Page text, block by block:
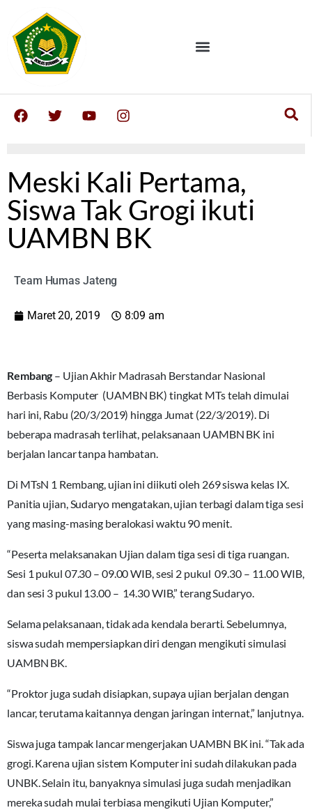
Meski Kali Pertama,
Siswa Tak Grogi ikuti
UAMBN BK
Team Humas Jateng
Maret 20, 2019 8:09 am
Rembang – Ujian Akhir Madrasah Berstandar Nasional
Berbasis Komputer (UAMBN BK) tingkat MTs telah dimulai
hari ini, Rabu (20/3/2019) hingga Jumat (22/3/2019). Di
beberapa madrasah terlihat, pelaksanaan UAMBN BK ini
berjalan lancar tanpa hambatan.
Di MTsN 1 Rembang, ujian ini diikuti oleh 269 siswa kelas IX.
Panitia ujian, Sudaryo mengatakan, ujian terbagi dalam tiga sesi
yang masing-masing beralokasi waktu 90 menit.
“Peserta melaksanakan Ujian dalam tiga sesi di tiga ruangan.
Sesi 1 pukul 07.30 – 09.00 WIB, sesi 2 pukul 09.30 – 11.00 WIB,
dan sesi 3 pukul 13.00 – 14.30 WIB,” terang Sudaryo.
Selama pelaksanaan, tidak ada kendala berarti. Sebelumnya,
siswa sudah mempersiapkan diri dengan mengikuti simulasi
UAMBN BK.
“Proktor juga sudah disiapkan, supaya ujian berjalan dengan
lancar, terutama kaitannya dengan jaringan internat,” lanjutnya.
Siswa juga tampak lancar mengerjakan UAMBN BK ini. “Tak ada
grogi. Karena ujian sistem Komputer ini sudah dilakukan pada
UNBK. Selain itu, banyaknya simulasi juga sudah menjadikan
mereka sudah mulai terbiasa mengikuti Ujian Komputer,”